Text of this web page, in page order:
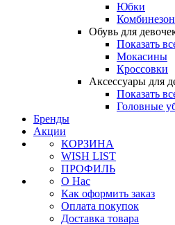
Юбки
Обувь для
Показать
Мокасины
Кроссовки
Аксессуары для
Показать
Головные
Бренды
Акции
КОРЗИНА
WISH LIST
ПРОФИЛЬ
О Нас
Как оформить заказ
Оплата покупок
Доставка товара